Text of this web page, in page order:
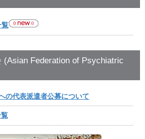
覧
(Asian Federation of Psychiatric
の代表派遣者公募について